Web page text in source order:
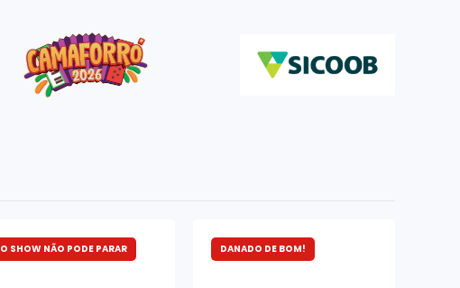
O SHOW NÃO PODE PARAR DANADO DE BOM!